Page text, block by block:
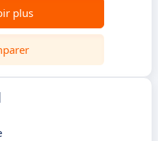
plus